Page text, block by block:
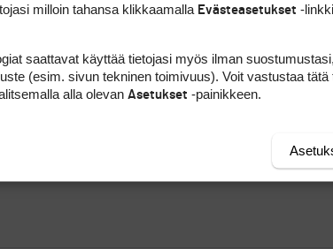
jo tiedossa!
milloin tahansa klikkaamalla Evästeasetukset -
saattavat käyttää tietojasi myös ilman
(esim. sivun tekninen toimivuus). Voit vastustaa
alla olevan Asetukset -painikkeen.